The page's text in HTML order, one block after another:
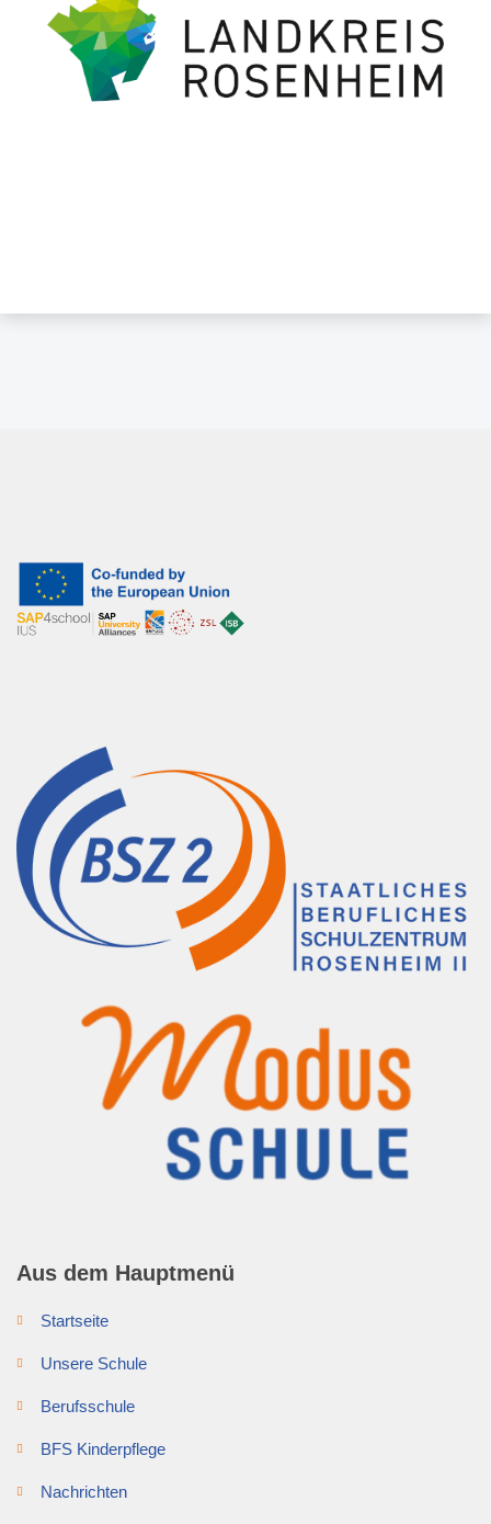
Aus dem Hauptmenü
Startseite
Unsere Schule
Berufsschule
BFS Kinderpflege
Nachrichten